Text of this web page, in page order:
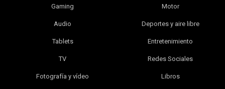
Gaming
Audio
Tablets
TV
Fotografía y vídeo
Motor
Deportes y aire libre
Entretenimiento
Redes Sociales
Libros